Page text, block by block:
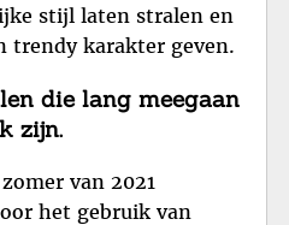
stijl laten stralen en
trendy karakter geven.
die lang meegaan
zijn.
van 2021
het gebruik van